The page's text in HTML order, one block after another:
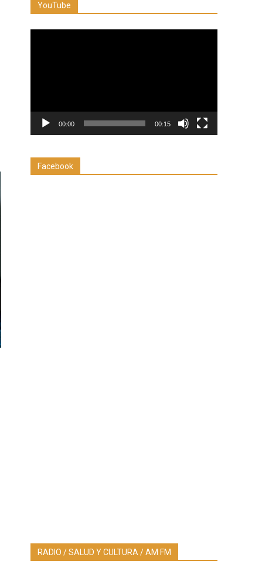
YouTube
00:00 00:15
Facebook
RADIO / SALUD Y CULTURA / AM FM